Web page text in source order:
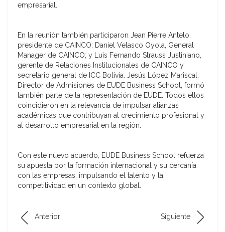
empresarial.
En la reunión también participaron Jean Pierre Antelo,
presidente de CAINCO; Daniel Velasco Oyola, General
Manager de CAINCO; y Luis Fernando Strauss Justiniano,
gerente de Relaciones Institucionales de CAINCO y
secretario general de ICC Bolivia. Jesús López Mariscal,
Director de Admisiones de EUDE Business School, formó
también parte de la representación de EUDE. Todos ellos
coincidieron en la relevancia de impulsar alianzas
académicas que contribuyan al crecimiento profesional y
al desarrollo empresarial en la región.
Con este nuevo acuerdo, EUDE Business School refuerza
su apuesta por la formación internacional y su cercanía
con las empresas, impulsando el talento y la
competitividad en un contexto global.
Anterior Siguiente